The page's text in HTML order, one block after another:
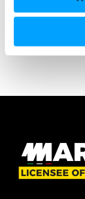
Per sistemi di